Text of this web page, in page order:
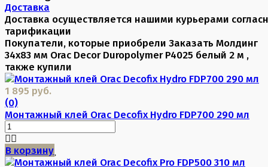
Доставка
Доставка осуществляется нашими курьерами
тарификации
Покупатели, которые приобрели Заказать Молдинг
34х83 мм Orac Decor Duropolymer P4025 белый 2 м ,
также купили
1 895 руб.
(0)
Монтажный клей Orac Decofix Hydro FDP700 290 мл
В корзину